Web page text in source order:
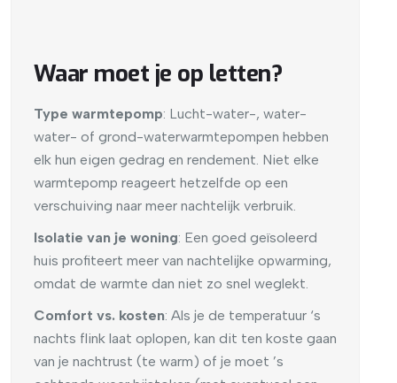
Waar moet je op letten?
Type warmtepomp: Lucht-water-, water-
water- of grond-waterwarmtepompen hebben
elk hun eigen gedrag en rendement. Niet elke
warmtepomp reageert hetzelfde op een
verschuiving naar meer nachtelijk verbruik.
Isolatie van je woning: Een goed geïsoleerd
huis profiteert meer van nachtelijke opwarming,
omdat de warmte dan niet zo snel weglekt.
Comfort vs. kosten: Als je de temperatuur ‘s
nachts flink laat oplopen, kan dit ten koste gaan
van je nachtrust (te warm) of je moet ’s